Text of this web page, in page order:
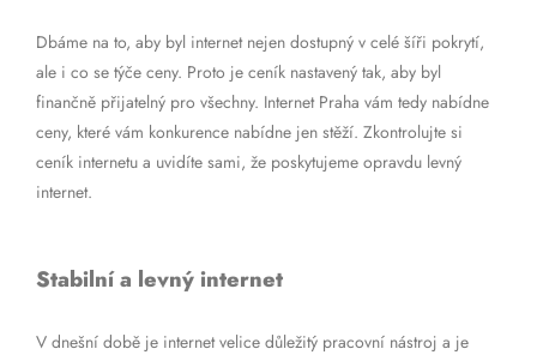
Dbáme na to, aby byl internet nejen dostupný v celé šíři pokrytí,
ale i co se týče ceny. Proto je ceník nastavený tak, aby byl
finančně přijatelný pro všechny. Internet Praha vám tedy nabídne
ceny, které vám konkurence nabídne jen stěží. Zkontrolujte si
ceník internetu a uvidíte sami, že poskytujeme opravdu levný
internet.
Stabilní a levný internet
V dnešní době je internet velice důležitý pracovní nástroj a je